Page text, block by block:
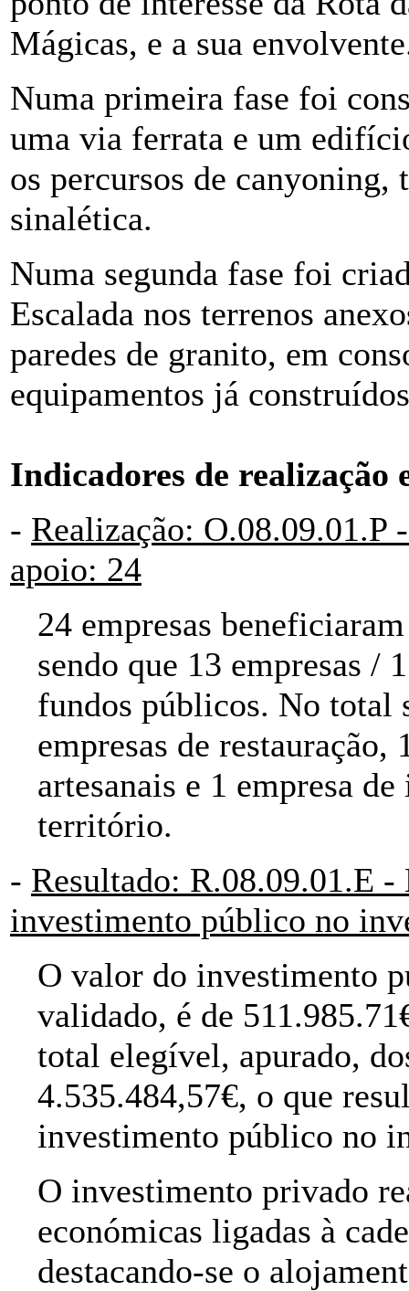
Mágicas, e a sua
Numa primeira fase foi
uma via ferrata e um
os percursos de
sinalética.
Numa segunda fase foi
Escalada nos terrenos
paredes de granito, em
equipamentos já
Indicadores de realização
- Realização: O.08.09.01.P
apoio: 24
24 empresas
sendo que 13 empresas /
fundos públicos. No total
empresas de restauração,
artesanais e 1 empresa
território.
- Resultado: R.08.09.01.E
investimento público no
O valor do investimento
validado, é de
total elegível, apurado,
4.535.484,57€, o que
investimento público no
O investimento privado
económicas ligadas à
destacando-se o